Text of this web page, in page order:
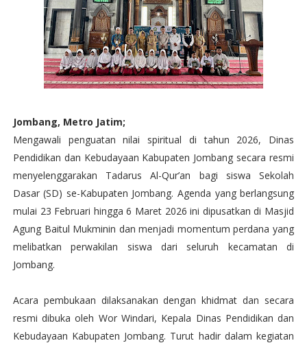
Jombang, Metro Jatim;
Mengawali penguatan nilai spiritual di tahun 2026, Dinas
Pendidikan dan Kebudayaan Kabupaten Jombang secara resmi
menyelenggarakan Tadarus Al-Qur’an bagi siswa Sekolah
Dasar (SD) se-Kabupaten Jombang. Agenda yang berlangsung
mulai 23 Februari hingga 6 Maret 2026 ini dipusatkan di Masjid
Agung Baitul Mukminin dan menjadi momentum perdana yang
melibatkan perwakilan siswa dari seluruh kecamatan di
Jombang.
Acara pembukaan dilaksanakan dengan khidmat dan secara
resmi dibuka oleh Wor Windari, Kepala Dinas Pendidikan dan
Kebudayaan Kabupaten Jombang. Turut hadir dalam kegiatan